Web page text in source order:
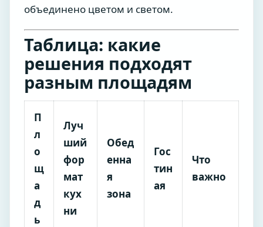
объединено цветом и светом.
Таблица: какие
решения подходят
разным площадям
П
л
о
щ
а
д
ь
Луч
ший
фор
мат
кух
ни
Обед
енна
я
зона
Гос
тин
ая
Что
важно